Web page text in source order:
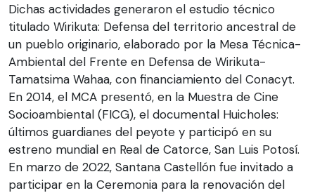
Dichas actividades generaron el estudio técnico
titulado Wirikuta: Defensa del territorio ancestral de
un pueblo originario, elaborado por la Mesa Técnica-
Ambiental del Frente en Defensa de Wirikuta-
Tamatsima Wahaa, con financiamiento del Conacyt.
En 2014, el MCA presentó, en la Muestra de Cine
Socioambiental (FICG), el documental Huicholes:
últimos guardianes del peyote y participó en su
estreno mundial en Real de Catorce, San Luis Potosí.
En marzo de 2022, Santana Castellón fue invitado a
participar en la Ceremonia para la renovación del